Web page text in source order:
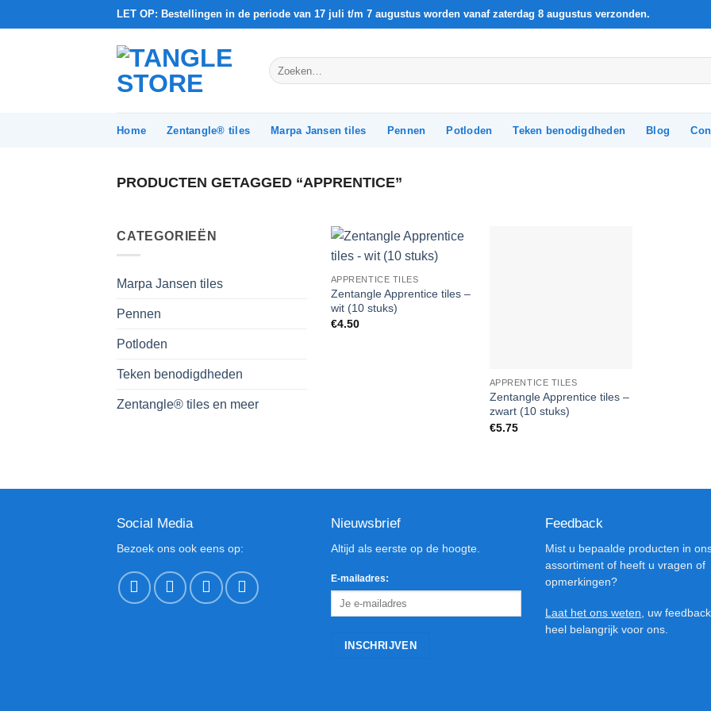
naar
LET OP: Bestellingen in de periode van 17 juli t/m 7 augustus worden vanaf zaterdag 8 augustus verzonden.
Zoeken
naar:
Home Zentangle® tiles Marpa Jansen tiles Pennen Potloden Teken benodigdheden Blog
PRODUCTEN GETAGGED “APPRENTICE”
CATEGORIEËN
Marpa Jansen tiles
Pennen
Potloden
Teken benodigdheden
Zentangle® tiles en meer
APPRENTICE TILES
Zentangle Apprentice tiles –
wit (10 stuks)
€4.50
APPRENTICE TILES
Zentangle Apprentice tiles –
zwart (10 stuks)
€5.75
Social Media
Bezoek ons ook eens op:
Nieuwsbrief
Altijd als eerste op de hoogte.
E-mailadres:
Feedback
Mist u bepaalde producten in
assortiment of heeft u vragen of
opmerkingen?
Laat het ons weten , uw
heel belangrijk voor ons.